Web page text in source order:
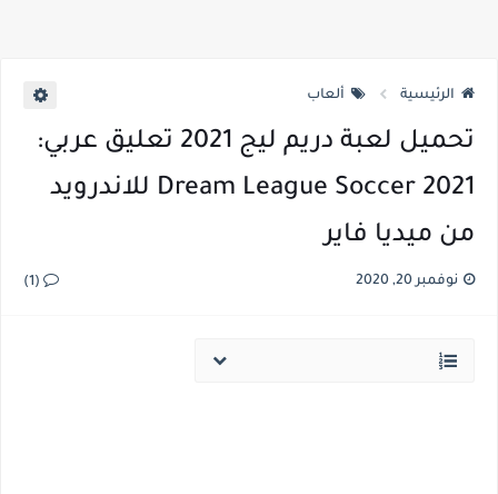
الرئيسية ألعاب
تحميل لعبة دريم ليج 2021 تعليق عربي:
Dream League Soccer 2021 للاندرويد
من ميديا فاير
نوفمبر 20, 2020 (1)